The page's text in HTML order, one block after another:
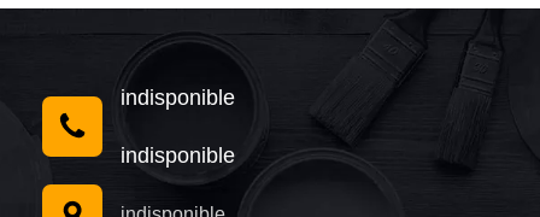
indisponible
indisponible